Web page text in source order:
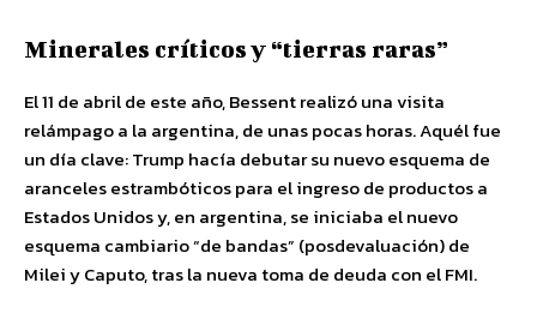
Minerales críticos y “tierras raras”
El 11 de abril de este año, Bessent realizó una visita
relámpago a la argentina, de unas pocas horas. Aquél fue
un día clave: Trump hacía debutar su nuevo esquema de
aranceles estrambóticos para el ingreso de productos a
Estados Unidos y, en argentina, se iniciaba el nuevo
esquema cambiario “de bandas” (posdevaluación) de
Milei y Caputo, tras la nueva toma de deuda con el FMI.